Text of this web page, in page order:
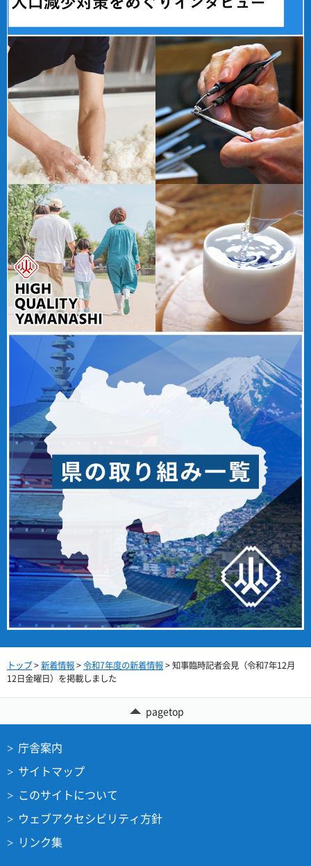
トップ>新着情報>令和7年度の新着情報> 知事臨時記者会見（令和7年12月
12日金曜日）を掲載しました
pagetop
庁舎案内
サイトマップ
このサイトについて
ウェブアクセシビリティ方針
リンク集